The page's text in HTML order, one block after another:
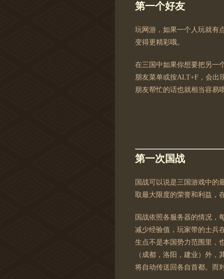
第一个好友
玩网游，如果一个人玩就有
变得更精彩哦。
在三国中如果你想要把另一
朋友菜单或按ALT+F，会出
朋友帮忙的话也就相当容易
第一次国战
国战可以说是三国游戏中的
取最大限度的荣誉和利益，
国战依照各服务器的情况，
减少经验值，玩家带的士兵
生点不是本国势力范围里，
（成都，洛阳，建业）外
将自动传送回各自首都。而